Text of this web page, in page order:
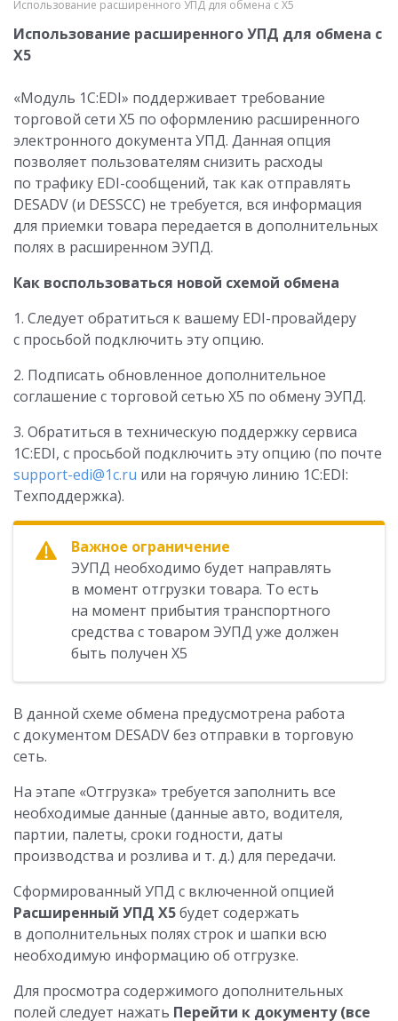
Использование расширенного УПД для обмена с X5
Использование расширенного УПД для обмена с
X5
«Модуль 1С:EDI» поддерживает требование
торговой сети Х5 по оформлению расширенного
электронного документа УПД. Данная опция
позволяет пользователям снизить расходы
по трафику EDI-сообщений, так как отправлять
DESADV (и DESSCC) не требуется, вся информация
для приемки товара передается в дополнительных
полях в расширенном ЭУПД.
Как воспользоваться новой схемой обмена
1. Следует обратиться к вашему EDI-провайдеру
с просьбой подключить эту опцию.
2. Подписать обновленное дополнительное
соглашение с торговой сетью Х5 по обмену ЭУПД.
3. Обратиться в техническую поддержку сервиса
1C:EDI, с просьбой подключить эту опцию (по почте
support-edi@1c.ru или на горячую линию 1C:EDI:
Техподдержка).
Важное ограничение
ЭУПД необходимо будет направлять
в момент отгрузки товара. То есть
на момент прибытия транспортного
средства с товаром ЭУПД уже должен
быть получен Х5
В данной схеме обмена предусмотрена работа
с документом DESADV без отправки в торговую
сеть.
На этапе «Отгрузка» требуется заполнить все
необходимые данные (данные авто, водителя,
партии, палеты, сроки годности, даты
производства и розлива и т. д.) для передачи.
Сформированный УПД с включенной опцией
Расширенный УПД Х5будет содержать
в дополнительных полях строк и шапки всю
необходимую информацию об отгрузке.
Для просмотра содержимого дополнительных
полей следует нажать Перейти к документу (все